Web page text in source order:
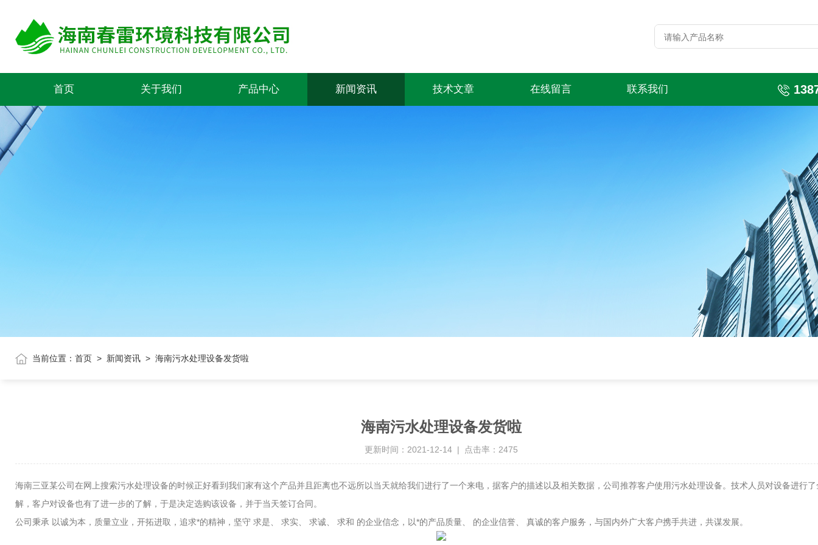
首页 关于我们 产品中心 新闻资讯 技术文章 在线留言 联系我们
当前位置： 首页 > 新闻资讯 > 海南污水处理设备发货啦
海南污水处理设备发货啦
更新时间：2021-12-14 | 点击率：2475
海南三亚某公司在网上搜索污水处理设备的时候正好看到我们家有这个产品并且距离也不远所以当天就给我们进行了一个来电，据客户的描述以及相关数据，公司推荐客户使用污水处理设备。技术人员对设备进行
解，客户对设备也有了进一步的了解，于是决定选购该设备，并于当天签订合同。
公司秉承 以诚为本，质量立业，开拓进取，追求*的精神，坚守 求是、 求实、 求诚、 求和 的企业信念，以*的产品质量、 的企业信誉、 真诚的客户服务，与国内外广大客户携手共进，共谋发展。